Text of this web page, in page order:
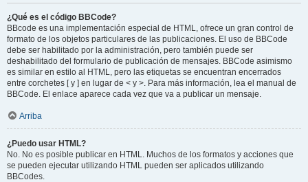
¿Qué es el código BBCode?
BBcode es una implementación especial de HTML, ofrece un gran control de
formato de los objetos particulares de las publicaciones. El uso de BBCode
debe ser habilitado por la administración, pero también puede ser
deshabilitado del formulario de publicación de mensajes. BBCode asimismo
es similar en estilo al HTML, pero las etiquetas se encuentran encerrados
entre corchetes [ y ] en lugar de < y >. Para más información, lea el manual de
BBCode. El enlace aparece cada vez que va a publicar un mensaje.
Arriba
¿Puedo usar HTML?
No. No es posible publicar en HTML. Muchos de los formatos y acciones que
se pueden ejecutar utilizando HTML pueden ser aplicados utilizando
BBCodes.